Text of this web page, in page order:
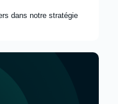
dans notre stratégie